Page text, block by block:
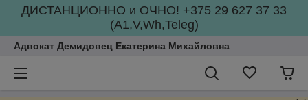
ДИСТАНЦИОННО и ОЧНО! +375 29 627 37 33
(А1,V,Wh,Teleg)
Адвокат Демидовец Екатерина Михайловна